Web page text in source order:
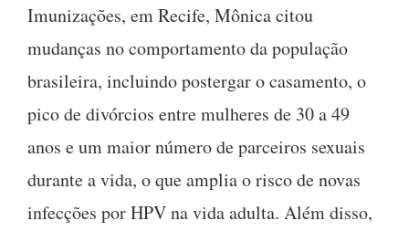
Imunizações, em Recife, Mônica citou
mudanças no comportamento da população
brasileira, incluindo postergar o casamento, o
pico de divórcios entre mulheres de 30 a 49
anos e um maior número de parceiros sexuais
durante a vida, o que amplia o risco de novas
infecções por HPV na vida adulta. Além disso,